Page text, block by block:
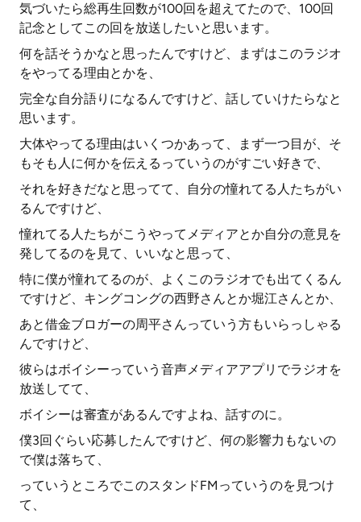
気づいたら総再生回数が100回を超えてたので、100回
記念としてこの回を放送したいと思います。
何を話そうかなと思ったんですけど、まずはこのラジオ
をやってる理由とかを、
完全な自分語りになるんですけど、話していけたらなと
思います。
大体やってる理由はいくつかあって、まず一つ目が、そ
もそも人に何かを伝えるっていうのがすごい好きで、
それを好きだなと思ってて、自分の憧れてる人たちがい
るんですけど、
憧れてる人たちがこうやってメディアとか自分の意見を
発してるのを見て、いいなと思って、
特に僕が憧れてるのが、よくこのラジオでも出てくるん
ですけど、キングコングの西野さんとか堀江さんとか、
あと借金ブロガーの周平さんっていう方もいらっしゃる
んですけど、
彼らはボイシーっていう音声メディアアプリでラジオを
放送してて、
ボイシーは審査があるんですよね、話すのに。
僕3回ぐらい応募したんですけど、何の影響力もないの
で僕は落ちて、
っていうところでこのスタンドFMっていうのを見つけ
て、